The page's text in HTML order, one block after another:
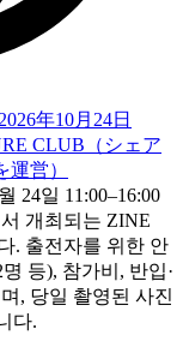
年10月24日
CLUB（シェア
営）
24일 11:00–16:00
개최되는 ZINE
. 출전자를 위한 안
등), 참가비, 반입·
, 당일 촬영된 사진
다.